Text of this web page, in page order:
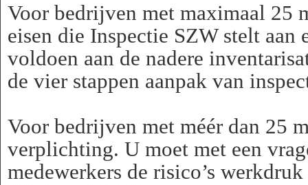
Voor bedrijven met maximaal 25
eisen die Inspectie SZW stelt
voldoen aan de nadere
de vier stappen aanpak van
Voor bedrijven met méér dan 25
verplichting. U moet met een
medewerkers de risico’s